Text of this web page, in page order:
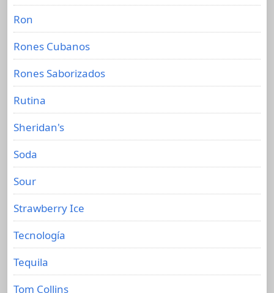
Ron
Rones Cubanos
Rones Saborizados
Rutina
Sheridan's
Soda
Sour
Strawberry Ice
Tecnología
Tequila
Tom Collins